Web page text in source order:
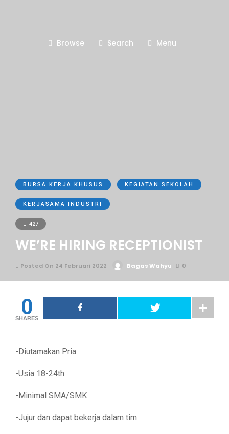
Browse Search Menu
BURSA KERJA KHUSUS KEGIATAN SEKOLAH
KERJASAMA INDUSTRI
427
WE’RE HIRING RECEPTIONIST
Posted On 24 Februari 2022 Bagas Wahyu 0
0
SHARES
-Diutamakan Pria
-Usia 18-24th
-Minimal SMA/SMK
-Jujur dan dapat bekerja dalam tim